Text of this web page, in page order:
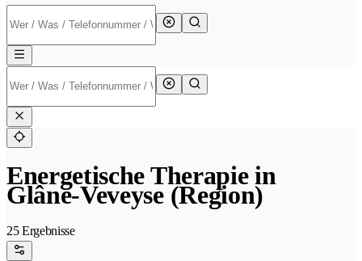
Energetische Therapie in
Glâne-Veveyse (Region)
25 Ergebnisse